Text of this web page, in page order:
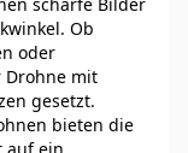
Ob
oder
Drohne mit
gesetzt.
bieten die